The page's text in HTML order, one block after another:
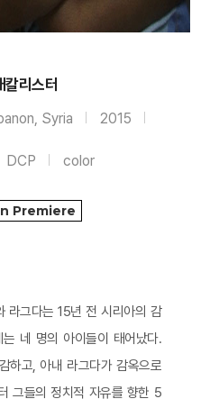
칼리스터
Syria 2015
DCP color
Premiere
라그다는 15년 전 시리아의 감
네 명의 아이들이 태어났다.
하고, 아내 라그다가 감옥으로
그들의 정치적 자유를 향한 5